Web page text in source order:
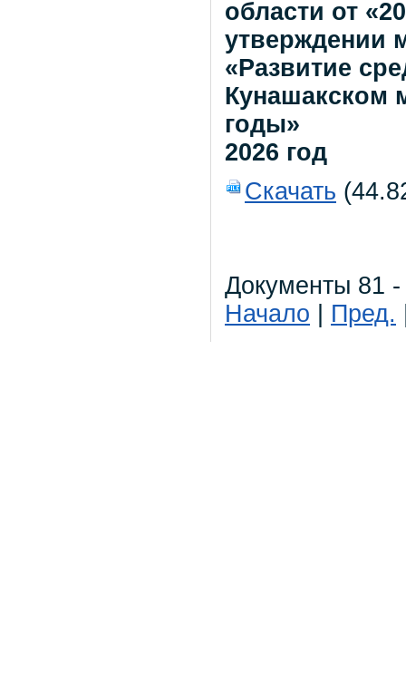
области от
утверждении
«Развитие
Кунашакском
годы»
2026 год
Скачать
Документы 81 -
Начало
Пред.